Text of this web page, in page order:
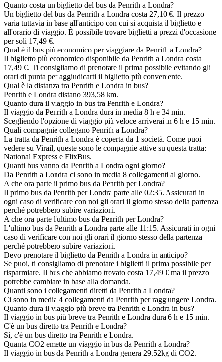
Quanto costa un biglietto del bus da Penrith a Londra?
Un biglietto del bus da Penrith a Londra costa 27,10 €. Il prezzo
varia tuttavia in base all'anticipo con cui si acquista il biglietto e
all'orario di viaggio. È possibile trovare biglietti a prezzi d'occasione
per soli 17,49 €.
Qual è il bus più economico per viaggiare da Penrith a Londra?
Il biglietto più economico disponibile da Penrith a Londra costa
17,49 €. Ti consigliamo di prenotare il prima possibile evitando gli
orari di punta per aggiudicarti il biglietto più conveniente.
Qual è la distanza tra Penrith e Londra in bus?
Penrith e Londra distano 393,58 km.
Quanto dura il viaggio in bus tra Penrith e Londra?
Il viaggio da Penrith a Londra dura in media 8 h e 34 min.
Scegliendo l'opzione di viaggio più veloce arriverai in 6 h e 15 min.
Quali compagnie collegano Penrith a Londra?
La tratta da Penrith a Londra è coperta da 1 società. Come puoi
vedere su Virail, queste sono le compagnie attive su questa tratta:
National Express e FlixBus.
Quanti bus vanno da Penrith a Londra ogni giorno?
Da Penrith a Londra ci sono in media 8 collegamenti al giorno.
A che ora parte il primo bus da Penrith per Londra?
Il primo bus da Penrith per Londra parte alle 02:35. Assicurati in
ogni caso di verificare con noi gli orari il giorno stesso della partenza
perché potrebbero subire variazioni.
A che ora parte l'ultimo bus da Penrith per Londra?
L'ultimo bus da Penrith a Londra parte alle 11:15. Assicurati in ogni
caso di verificare con noi gli orari il giorno stesso della partenza
perché potrebbero subire variazioni.
Devo prenotare il biglietto da Penrith a Londra in anticipo?
Se puoi, ti consigliamo di prenotare i biglietti il prima possibile per
risparmiare. Il bus che abbiamo trovato costa 17,49 € ma il prezzo
potrebbe cambiare in base alla domanda.
Quanti sono i collegamenti diretti da Penrith a Londra?
Ci sono in media 4 collegamenti da Penrith per raggiungere Londra.
Quanto dura il viaggio più breve tra Penrith e Londra in bus?
Il viaggio in bus più breve tra Penrith e Londra dura 6 h e 15 min.
C'è un bus diretto tra Penrith e Londra?
Sì, c'è un bus diretto tra Penrith e Londra.
Quanta CO2 emette un viaggio in bus da Penrith a Londra?
Il viaggio in bus da Penrith a Londra genera 29.52kg di CO2.